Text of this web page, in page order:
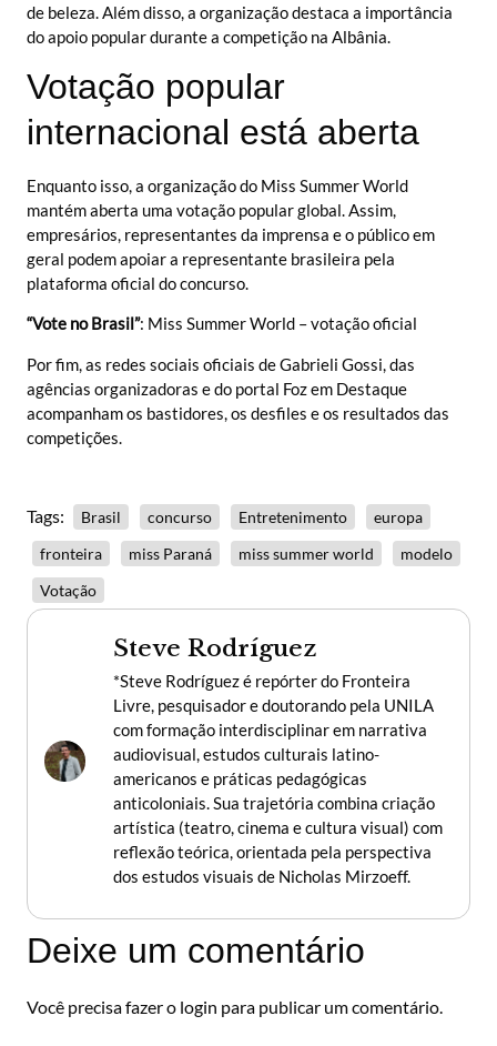
de beleza. Além disso, a organização destaca a importância
do apoio popular durante a competição na Albânia.
Votação popular
internacional está aberta
Enquanto isso, a organização do Miss Summer World
mantém aberta uma votação popular global. Assim,
empresários, representantes da imprensa e o público em
geral podem apoiar a representante brasileira pela
plataforma oficial do concurso.
“Vote no Brasil”: Miss Summer World – votação oficial
Por fim, as redes sociais oficiais de Gabrieli Gossi, das
agências organizadoras e do portal Foz em Destaque
acompanham os bastidores, os desfiles e os resultados das
competições.
Tags: Brasil concurso Entretenimento
europa
fronteira
miss Paraná miss summer world
modelo
Votação
Steve Rodríguez
*Steve Rodríguez é repórter do Fronteira
Livre, pesquisador e doutorando pela UNILA
com formação interdisciplinar em narrativa
audiovisual, estudos culturais latino-
americanos e práticas pedagógicas
anticoloniais. Sua trajetória combina criação
artística (teatro, cinema e cultura visual) com
reflexão teórica, orientada pela perspectiva
dos estudos visuais de Nicholas Mirzoeff.
Deixe um comentário
Você precisa fazer o login para publicar um comentário.